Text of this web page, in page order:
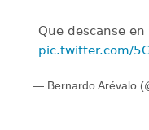
Que descanse en
pic.twitter.com/
— Bernardo Arévalo